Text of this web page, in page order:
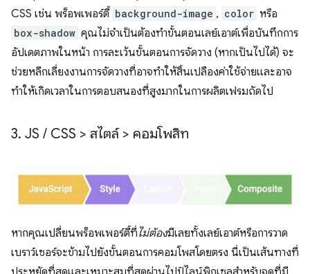
CSS เช่น พร็อพเพอร์ตี้ background-image , color หรือ
box-shadow คุณไม่จำเป็นต้องทำขั้นตอนเลย์เอาต์เพื่อบันทึกการ
อัปเดตภาพในหน้า การละเว้นขั้นตอนการจัดวาง (หากเป็นไปได้) จะ
ช่วยหลีกเลี่ยงงานการจัดวางที่อาจทําให้สิ้นเปลืองค่าใช้จ่ายและอาจ
ทำให้เกิดเวลาในการตอบสนองที่สูงมากในการผลิตเฟรมถัดไป
3. JS / CSS > สไตล์ > คอมโพสิท
หากคุณเปลี่ยนพร็อพเพอร์ตี้ที่ไม่ต้องมีเลยทั้งเลย์เอาต์หรือการวาด
เบราว์เซอร์จะข้ามไปยังขั้นตอนการคอมโพสโดยตรง นี่เป็นเส้นทางที่